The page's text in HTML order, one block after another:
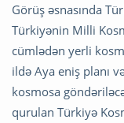
Görüş əsnasında
Türkiyənin Milli
cümlədən yerli
ildə Aya eniş planı
kosmosa
qurulan Türkiyə